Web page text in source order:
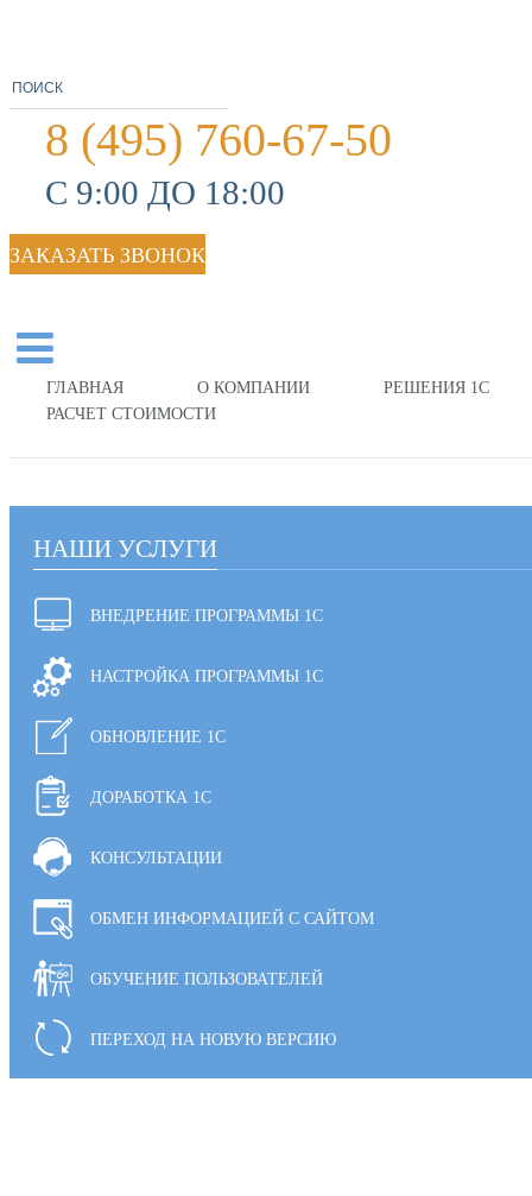
8 (495) 760-67-50
С 9:00 ДО 18:00
ЗАКАЗАТЬ ЗВОНОК
ГЛАВНАЯ О КОМПАНИИ
РЕШЕНИЯ 1С
РАСЧЕТ СТОИМОСТИ
НАШИ УСЛУГИ
ВНЕДРЕНИЕ ПРОГРАММЫ 1С
НАСТРОЙКА ПРОГРАММЫ 1С
ОБНОВЛЕНИЕ 1С
ДОРАБОТКА 1С
КОНСУЛЬТАЦИИ
ОБМЕН ИНФОРМАЦИЕЙ С САЙТОМ
ОБУЧЕНИЕ ПОЛЬЗОВАТЕЛЕЙ
ПЕРЕХОД НА НОВУЮ ВЕРСИЮ